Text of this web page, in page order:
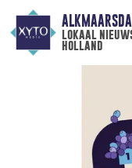
lokaal
holland